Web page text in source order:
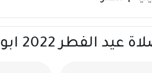
ابو ظبي | الامارات